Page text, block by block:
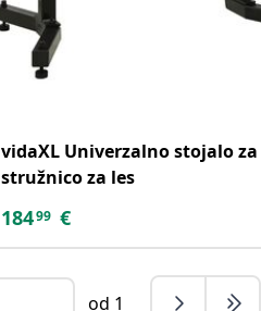
vidaXL Univerzalno stojalo za
stružnico za les
18499 €
od 1